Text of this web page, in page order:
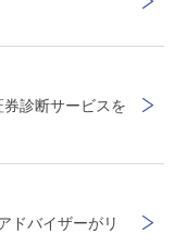
診断サービスを
ドバイザーがリ